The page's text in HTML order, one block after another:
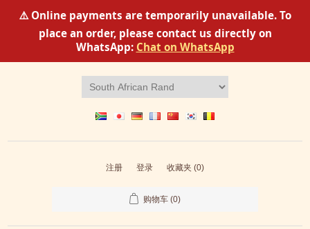
⚠️ Online payments are temporarily unavailable. To
place an order, please contact us directly on
WhatsApp: Chat on WhatsApp
注册 登录 收藏夹 (0)
购物车 (0)